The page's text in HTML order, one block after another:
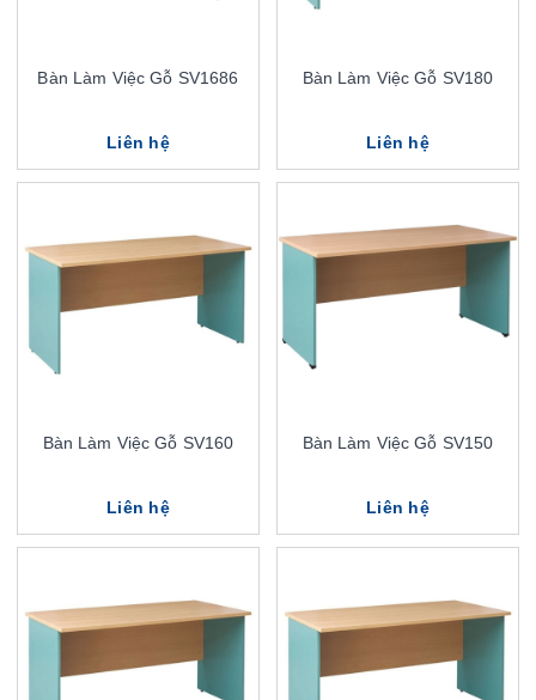
Bàn Làm Việc Gỗ SV1686
Liên hệ
Bàn Làm Việc Gỗ SV180
Liên hệ
Bàn Làm Việc Gỗ SV160
Liên hệ
Bàn Làm Việc Gỗ SV150
Liên hệ